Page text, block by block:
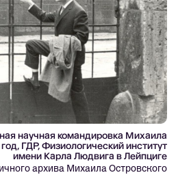
научная командировка Михаила
ГДР, Физиологический институт
имени Карла Людвига в Лейпциге
архива Михаила Островского